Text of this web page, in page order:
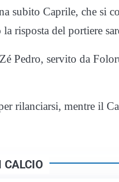
subito Caprile, che si
risposta del portiere
Pedro, servito da
rilanciarsi, mentre il
CALCIO